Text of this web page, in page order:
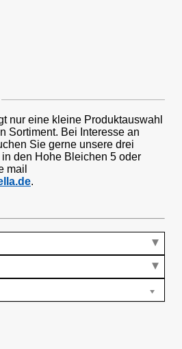
nur eine kleine Produktauswahl
Sortiment. Bei Interesse an
Sie gerne unsere drei
den Hohe Bleichen 5 oder
mail
.